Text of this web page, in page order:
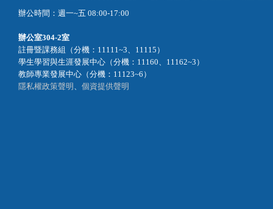
辦公時間：週一~五 08:00-17:00
辦公室304-2室
註冊暨課務組（分機：11111~3、11115）
學生學習與生涯發展中心（分機：11160、11162~3）
教師專業發展中心（分機：11123~6）
隱私權政策聲明
個資提供聲明